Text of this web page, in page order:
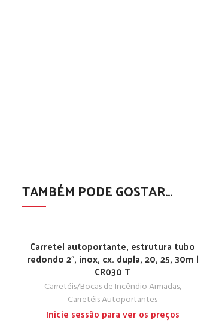
TAMBÉM PODE GOSTAR…
Carretel autoportante, estrutura tubo
redondo 2″, inox, cx. dupla, 20, 25, 30m |
CR030 T
Carretéis/Bocas de Incêndio Armadas,
Carretéis Autoportantes
Inicie sessão para ver os preços